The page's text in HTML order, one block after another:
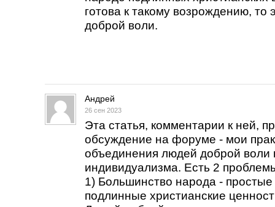
готова к такому возрождению,
доброй воли.
Андрей
26 сен 2023
Эта статья, комментарии к ней,
обсуждение на форуме - мои
объединения людей доброй воли
индивидуализма. Есть 2
1) Большинство народа -
подлинные христианские